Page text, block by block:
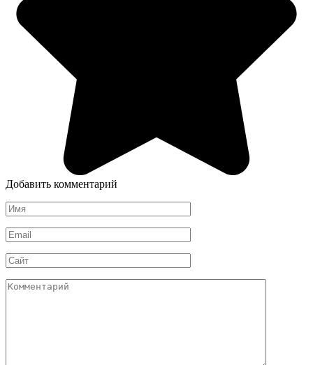
Добавить комментарий
Имя
*
Email
*
Сайт
Комментарий